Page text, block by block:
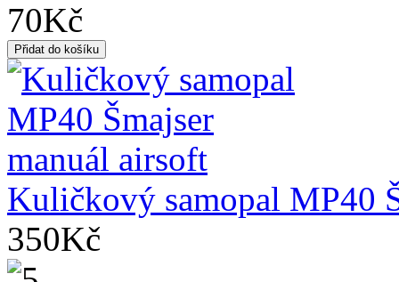
70Kč
Kuličkový samopal MP40
350Kč